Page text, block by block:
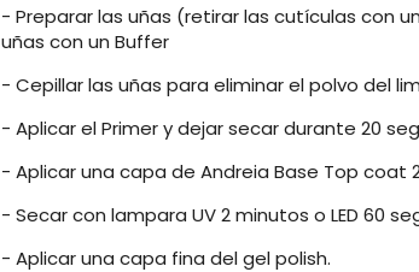
- Preparar las uñas (retirar las cutículas con
uñas con un Buffer
- Cepillar las uñas para eliminar el polvo del
- Aplicar el Primer y dejar secar durante 20
- Aplicar una capa de Andreia Base Top coat
- Secar con lampara UV 2 minutos o LED 60
- Aplicar una capa fina del gel polish.